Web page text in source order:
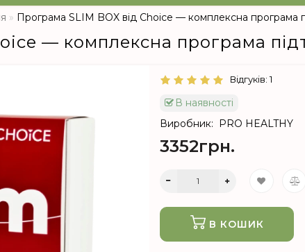
Програма SLIM BOX від Choice — комплексна програма
— комплексна програма
Відгуків: 1
В наявності
Виробник:
PRO HEALTHY
3352грн.
В КОШИК